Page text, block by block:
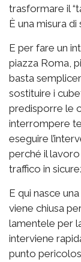
trasformare il
È una misura di
E per fare un
piazza Roma,
basta
sostituire i
predisporre le
interrompere
eseguire
perché il
traffico in
E qui nasce
viene chiusa
lamentele per
interviene
punto